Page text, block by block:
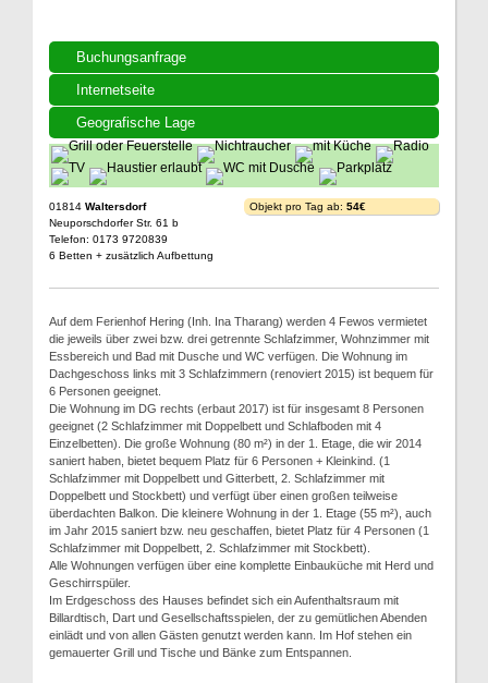
Buchungsanfrage
Internetseite
Geografische Lage
01814 Waltersdorf
Neuporschdorfer Str. 61 b
Telefon: 0173 9720839
6 Betten + zusätzlich Aufbettung
Objekt pro Tag ab: 54€
Auf dem Ferienhof Hering (Inh. Ina Tharang) werden 4 Fewos vermietet
die jeweils über zwei bzw. drei getrennte Schlafzimmer, Wohnzimmer mit
Essbereich und Bad mit Dusche und WC verfügen. Die Wohnung im
Dachgeschoss links mit 3 Schlafzimmern (renoviert 2015) ist bequem für
6 Personen geeignet.
Die Wohnung im DG rechts (erbaut 2017) ist für insgesamt 8 Personen
geeignet (2 Schlafzimmer mit Doppelbett und Schlafboden mit 4
Einzelbetten). Die große Wohnung (80 m²) in der 1. Etage, die wir 2014
saniert haben, bietet bequem Platz für 6 Personen + Kleinkind. (1
Schlafzimmer mit Doppelbett und Gitterbett, 2. Schlafzimmer mit
Doppelbett und Stockbett) und verfügt über einen großen teilweise
überdachten Balkon. Die kleinere Wohnung in der 1. Etage (55 m²), auch
im Jahr 2015 saniert bzw. neu geschaffen, bietet Platz für 4 Personen (1
Schlafzimmer mit Doppelbett, 2. Schlafzimmer mit Stockbett).
Alle Wohnungen verfügen über eine komplette Einbauküche mit Herd und
Geschirrspüler.
Im Erdgeschoss des Hauses befindet sich ein Aufenthaltsraum mit
Billardtisch, Dart und Gesellschaftsspielen, der zu gemütlichen Abenden
einlädt und von allen Gästen genutzt werden kann. Im Hof stehen ein
gemauerter Grill und Tische und Bänke zum Entspannen.